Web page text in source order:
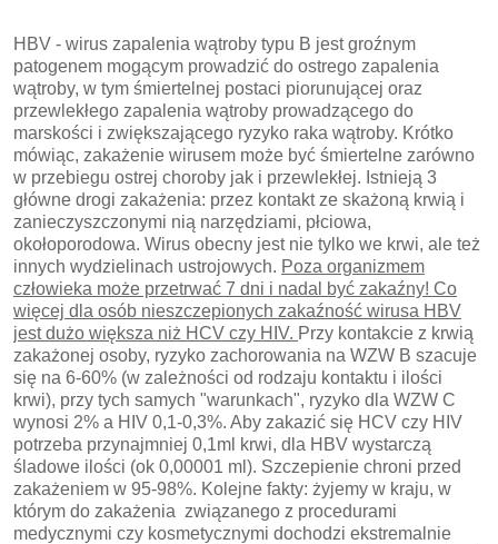
HBV - wirus zapalenia wątroby typu B jest groźnym
patogenem mogącym prowadzić do ostrego zapalenia
wątroby, w tym śmiertelnej postaci piorunującej oraz
przewlekłego zapalenia wątroby prowadzącego do
marskości i zwiększającego ryzyko raka wątroby. Krótko
mówiąc, zakażenie wirusem może być śmiertelne zarówno
w przebiegu ostrej choroby jak i przewlekłej. Istnieją 3
główne drogi zakażenia: przez kontakt ze skażoną krwią i
zanieczyszczonymi nią narzędziami, płciowa,
okołoporodowa. Wirus obecny jest nie tylko we krwi, ale też
innych wydzielinach ustrojowych. Poza organizmem
człowieka może przetrwać 7 dni i nadal być zakaźny! Co
więcej dla osób nieszczepionych zakaźność wirusa HBV
jest dużo większa niż HCV czy HIV. Przy kontakcie z krwią
zakażonej osoby, ryzyko zachorowania na WZW B szacuje
się na 6-60% (w zależności od rodzaju kontaktu i ilości
krwi), przy tych samych "warunkach", ryzyko dla WZW C
wynosi 2% a HIV 0,1-0,3%. Aby zakazić się HCV czy HIV
potrzeba przynajmniej 0,1ml krwi, dla HBV wystarczą
śladowe ilości (ok 0,00001 ml). Szczepienie chroni przed
zakażeniem w 95-98%. Kolejne fakty: żyjemy w kraju, w
którym do zakażenia związanego z procedurami
medycznymi czy kosmetycznymi dochodzi ekstremalnie